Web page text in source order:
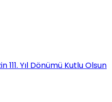
Yıl Dönümü Kutlu Olsun